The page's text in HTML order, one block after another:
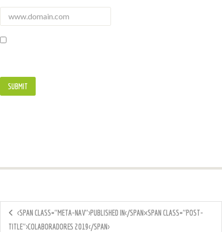
<SPAN CLASS="META-NAV">PUBLISHED IN</SPAN><SPAN CLASS="POST-
TITLE">COLABORADORES 2019</SPAN>